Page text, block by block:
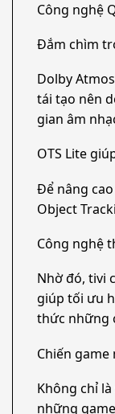
Công nghệ
Đắm chìm
Dolby
tái tạo nên
gian âm
OTS Lite
Để nâng
Object
Công nghệ
Nhờ đó, tivi
giúp tối ưu
thức những
Chiến
Không chỉ
những